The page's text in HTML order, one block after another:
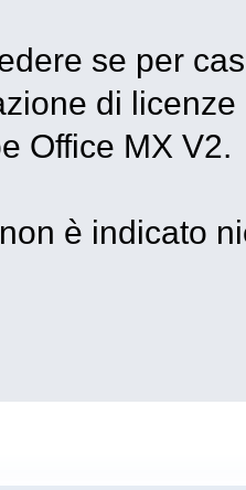
se per
di
Office MX V2.
è indicato